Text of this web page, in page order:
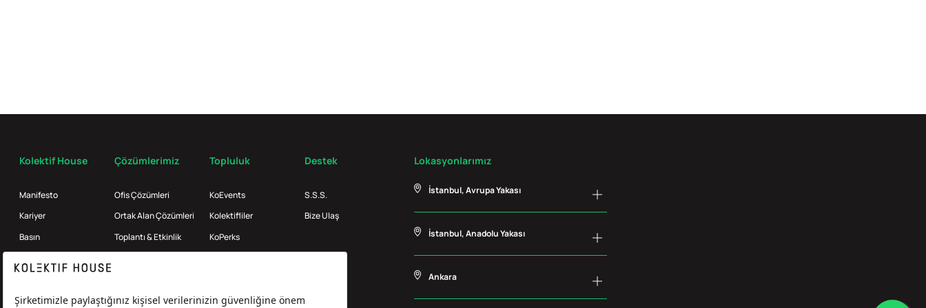
Kolektif House
Manifesto
Kariyer
Basın
Kolektif Products
Çözümlerimiz
Ofis Çözümleri
Ortak Alan Çözümleri
Toplantı & Etkinlik
Topluluk
KoEvents
Kolektifliler
KoPerks
Broker
Destek
S.S.S.
Bize Ulaş
Lokasyonlarımız
İstanbul, Avrupa Yakası
İstanbul, Anadolu Yakası
Ankara